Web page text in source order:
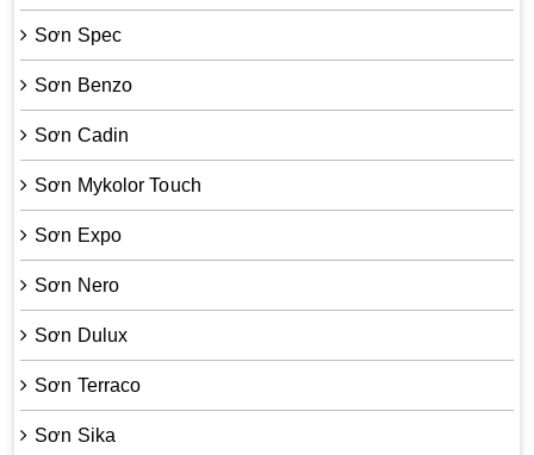
Sơn Spec
Sơn Benzo
Sơn Cadin
Sơn Mykolor Touch
Sơn Expo
Sơn Nero
Sơn Dulux
Sơn Terraco
Sơn Sika